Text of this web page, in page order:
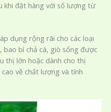
khi đặt hàng với số lượng từ
dụng rộng rãi cho các loại
bao bì chả cá, giò sống được
thị lớn hoặc dành cho thị
về chất lượng và tính